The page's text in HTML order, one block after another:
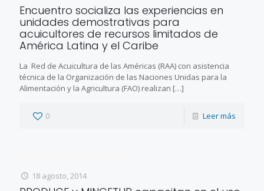
Encuentro socializa las experiencias en
unidades demostrativas para
acuicultores de recursos limitados de
América Latina y el Caribe
La Red de Acuicultura de las Américas (RAA) con asistencia
técnica de la Organización de las Naciones Unidas para la
Alimentación y la Agricultura (FAO) realizan […]
0 Leer más
18 agosto, 2014